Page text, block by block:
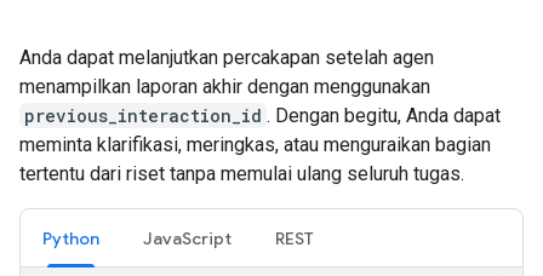
Anda dapat melanjutkan percakapan setelah agen
menampilkan laporan akhir dengan menggunakan
previous_interaction_id . Dengan begitu, Anda dapat
meminta klarifikasi, meringkas, atau menguraikan bagian
tertentu dari riset tanpa memulai ulang seluruh tugas.
Python JavaScript REST